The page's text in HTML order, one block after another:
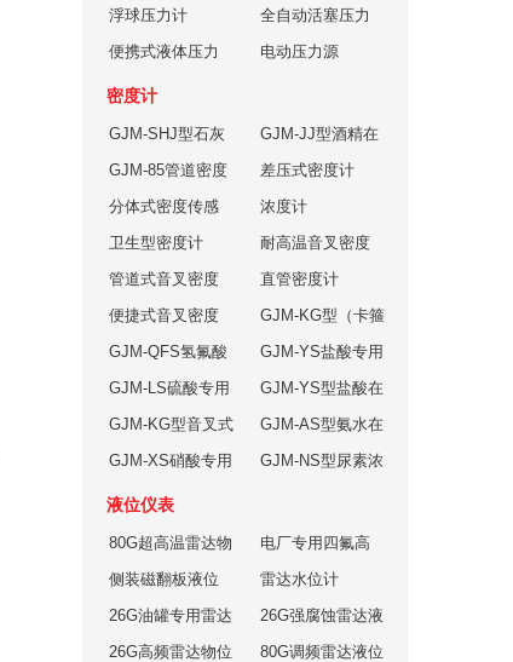
源
平
浮球压力计
全自动活塞压力
计
便携式液体压力
源
电动压力源
密度计
GJM-SHJ型石灰
浆液在线密度计
GJM-JJ型酒精在
线密度计
GJM-85管道密度
计
差压式密度计
分体式密度传感
器
浓度计
卫生型密度计
耐高温音叉密度
计
管道式音叉密度
计
直管密度计
便捷式音叉密度
计
GJM-KG型（卡箍
安装形式）音叉
式浓度计
GJM-QFS氢氟酸
专用浓度计
GJM-YS盐酸专用
浓度计
GJM-LS硫酸专用
浓度计
GJM-YS型盐酸在
线密度计
GJM-KG型音叉式
密度计（卡箍安
装形式）
GJM-AS型氨水在
线密度计
GJM-XS硝酸专用
浓度计
GJM-NS型尿素浓
液位仪表
80G超高温雷达物
位计
电厂专用四氟高
频雷达物位计
侧装磁翻板液位
计
雷达水位计
26G油罐专用雷达
液位计
26G强腐蚀雷达液
位计
26G高频雷达物位
80G调频雷达液位